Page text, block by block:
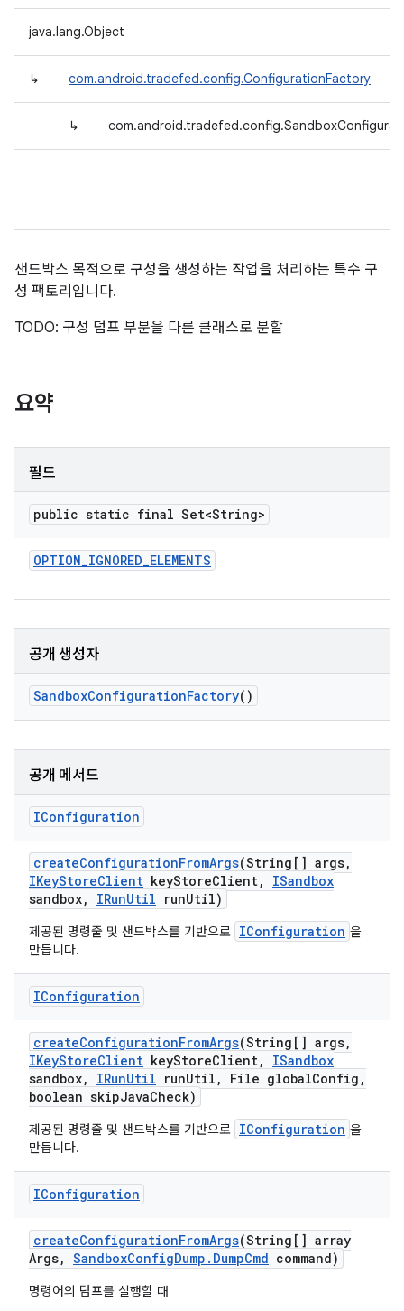
java.lang.Object
↳ com.android.tradefed.config.ConfigurationFactory
↳
샌드박스 목적으로 구성을 생성하는 작업을 처리하는 특수 구
성 팩토리입니다.
TODO: 구성 덤프 부분을 다른 클래스로 분할
요약
필드
public static final Set<String>
OPTION_IGNORED_ELEMENTS
공개 생성자
SandboxConfigurationFactory()
공개 메서드
IConfiguration
createConfigurationFromArgs(String[] args,
IKeyStoreClient keyStoreClient,
ISandbox
sandbox, IRunUtil runUtil)
제공된 명령줄 및 샌드박스를 기반으로 IConfiguration 을
만듭니다.
IConfiguration
createConfigurationFromArgs(String[] args,
IKeyStoreClient keyStoreClient,
ISandbox
sandbox, IRunUtil runUtil , File globalConfig ,
boolean skipJavaCheck)
제공된 명령줄 및 샌드박스를 기반으로 IConfiguration 을
만듭니다.
IConfiguration
createConfigurationFromArgs(String[] array
Args, SandboxConfigDump . DumpCmd command)
명령어의 덤프를 실행할 때